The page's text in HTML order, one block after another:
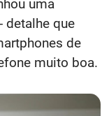
uma
detalhe que
de
muito boa.